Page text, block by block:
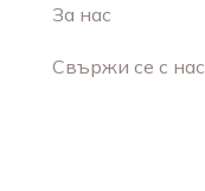
За нас
Свържи се с нас